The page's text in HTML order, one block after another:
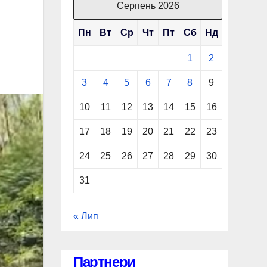
Серпень 2026
Пн Вт Ср Чт Пт Сб Нд
1 2
3 4 5 6 7 8 9
10 11 12 13 14 15 16
17 18 19 20 21 22 23
24 25 26 27 28 29 30
31
« Лип
Партнери